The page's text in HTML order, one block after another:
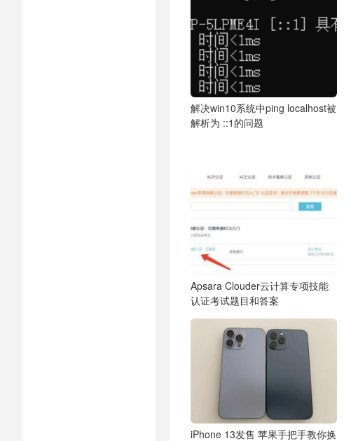
解决win10系统中ping localhost被
解析为 ::1的问题
Apsara Clouder云计算专项技能
认证考试题目和答案
iPhone 13发售 苹果手把手教你换